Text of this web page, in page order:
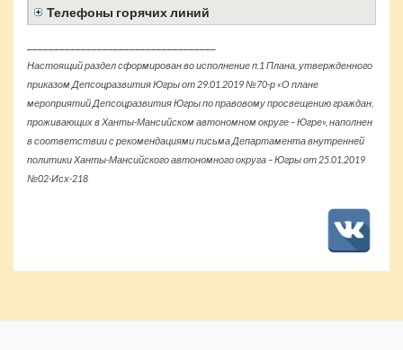
Телефоны горячих линий
Настоящий раздел сформированво исполнение п.1 Плана, утвержденного
приказом Депсоцразвития Югры от 29.01.2019 №70-р «О плане
мероприятий Депсоцразвития Югры по правовому просвещению граждан,
проживающих в Ханты-Мансийском автономном округе – Югре», наполнен
в соответствии с рекомендациями письма Департамента внутренней
политики Ханты-Мансийского автономного округа – Югры от 25.01.2019
№02-Исх-218